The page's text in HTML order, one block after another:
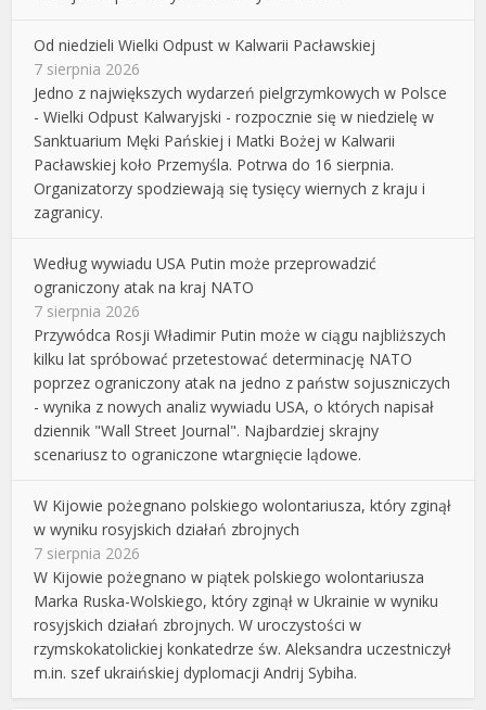
Od niedzieli Wielki Odpust w Kalwarii Pacławskiej
7 sierpnia 2026
Jedno z największych wydarzeń pielgrzymkowych w Polsce
- Wielki Odpust Kalwaryjski - rozpocznie się w niedzielę w
Sanktuarium Męki Pańskiej i Matki Bożej w Kalwarii
Pacławskiej koło Przemyśla. Potrwa do 16 sierpnia.
Organizatorzy spodziewają się tysięcy wiernych z kraju i
zagranicy.
Według wywiadu USA Putin może przeprowadzić
ograniczony atak na kraj NATO
7 sierpnia 2026
Przywódca Rosji Władimir Putin może w ciągu najbliższych
kilku lat spróbować przetestować determinację NATO
poprzez ograniczony atak na jedno z państw sojuszniczych
- wynika z nowych analiz wywiadu USA, o których napisał
dziennik "Wall Street Journal". Najbardziej skrajny
scenariusz to ograniczone wtargnięcie lądowe.
W Kijowie pożegnano polskiego wolontariusza, który zginął
w wyniku rosyjskich działań zbrojnych
7 sierpnia 2026
W Kijowie pożegnano w piątek polskiego wolontariusza
Marka Ruska-Wolskiego, który zginął w Ukrainie w wyniku
rosyjskich działań zbrojnych. W uroczystości w
rzymskokatolickiej konkatedrze św. Aleksandra uczestniczył
m.in. szef ukraińskiej dyplomacji Andrij Sybiha.